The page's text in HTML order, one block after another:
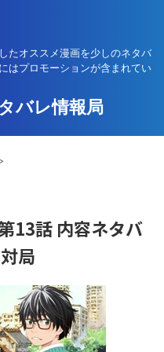
たオススメ漫画を少しのネタバ
はプロモーションが含まれてい
バレ情報局
13話 内容ネタバ
局